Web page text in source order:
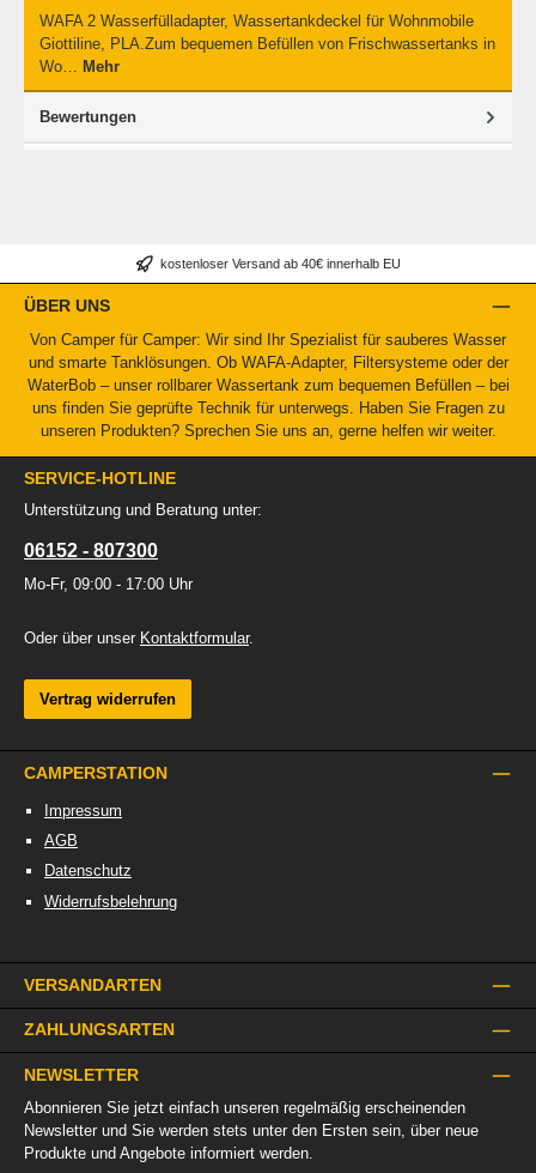
WAFA 2 Wasserfülladapter, Wassertankdeckel für Wohnmobile
Giottiline, PLA.Zum bequemen Befüllen von Frischwassertanks in
Wo…
Mehr
Bewertungen
kostenloser Versand ab 40€ innerhalb EU
ÜBER UNS
Von Camper für Camper: Wir sind Ihr Spezialist für sauberes Wasser
und smarte Tanklösungen. Ob WAFA-Adapter, Filtersysteme oder der
WaterBob – unser rollbarer Wassertank zum bequemen Befüllen – bei
uns finden Sie geprüfte Technik für unterwegs. Haben Sie Fragen zu
unseren Produkten? Sprechen Sie uns an, gerne helfen wir weiter.
CAMPERSTATION
Impressum
AGB
Datenschutz
Widerrufsbelehrung
SERVICE-HOTLINE
Unterstützung und Beratung unter:
06152 - 807300
Mo-Fr, 09:00 - 17:00 Uhr
Oder über unser Kontaktformular.
Vertrag widerrufen
VERSANDARTEN
ZAHLUNGSARTEN
NEWSLETTER
Abonnieren Sie jetzt einfach unseren regelmäßig erscheinenden
Newsletter und Sie werden stets unter den Ersten sein, über neue
Produkte und Angebote informiert werden.